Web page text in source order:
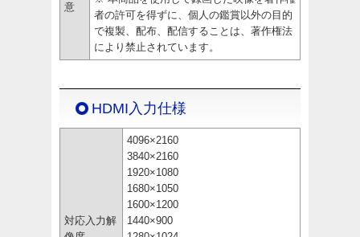
意
者の許可を得ずに、個人の鑑賞以外の目的
で複製、配布、配信することは、著作権法
により禁止されています。
HDMI入力仕様
対応入力解
4096×2160
3840×2160
1920×1080
1680×1050
1600×1200
1440×900